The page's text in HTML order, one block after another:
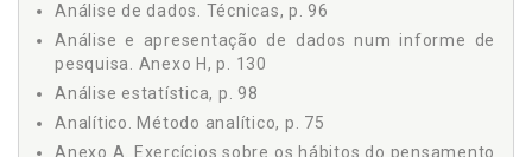
3.4 Formulação de Hipótese, p. 65
3.5 Metodologia, p. 66
3.7 Referências, p. 67
3.8 Critérios de avaliação de projeto, p. 68
Análise de dados. Técnicas, p. 96
Análise e apresentação de dados num informe de
pesquisa. Anexo H, p. 130
Análise estatística, p. 98
Analítico. Método analítico, p. 75
Anexo A. Exercícios sobre os hábitos do pensamento